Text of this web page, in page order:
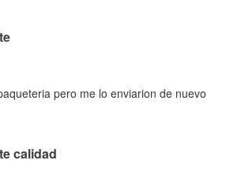
pero me lo enviarion de nuevo
calidad